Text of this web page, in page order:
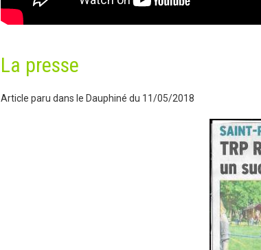
La presse
Article paru dans le Dauphiné du 11/05/2018